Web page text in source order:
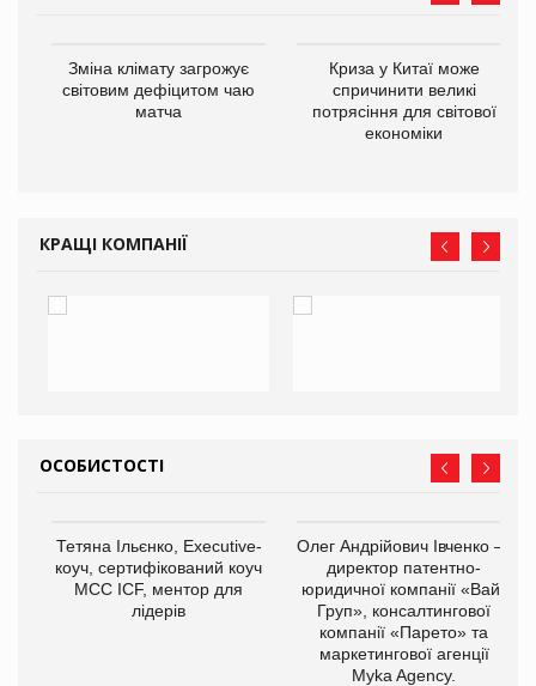
Зміна клімату загрожує
світовим дефіцитом чаю
матча
Криза у Китаї може
спричинити великі
потрясіння для світової
економіки
КРАЩІ КОМПАНІЇ
ОСОБИСТОСТІ
Тетяна Ільєнко, Executive-
коуч, сертифікований коуч
МСС ICF, ментор для
лідерів
Олег Андрійович Івченко —
директор патентно-
юридичної компанії «Вайз
Груп», консалтингової
компанії «Парето» та
маркетингової агенції
Myka Agency.